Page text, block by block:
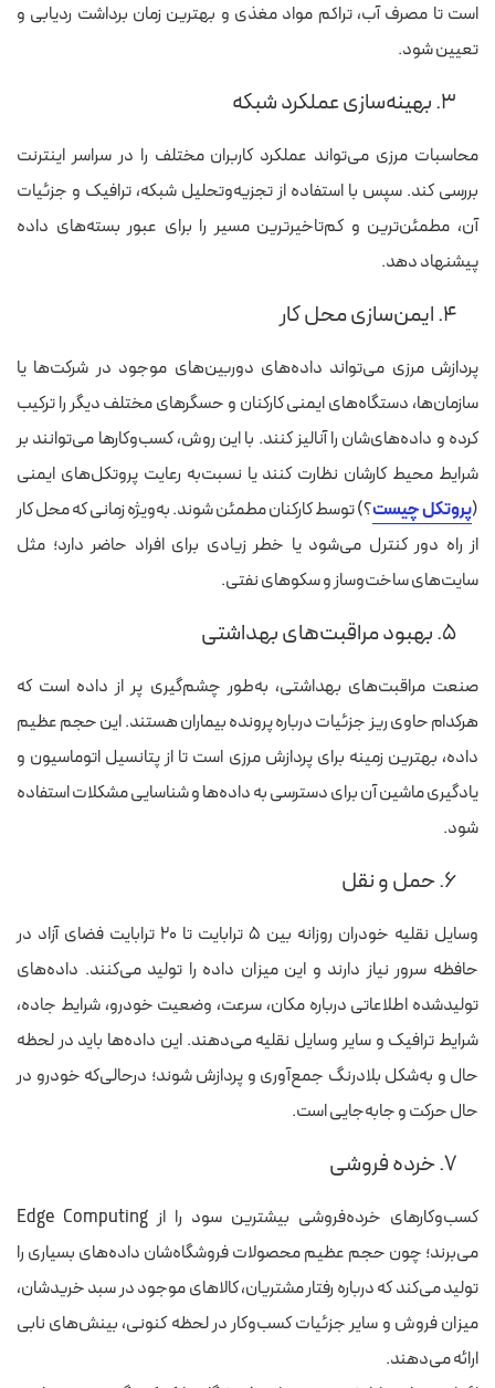
است تا مصرف آب، تراکم مواد مغذی و بهترین زمان برداشت ردیابی و
تعیین شود.
۳. بهینه‌سازی عملکرد شبکه
محاسبات مرزی می‌تواند عملکرد کاربران مختلف را در سراسر اینترنت
بررسی کند. سپس با استفاده از تجزیه‌وتحلیل شبکه، ترافیک و جزئیات
آن، مطمئن‌ترین و کم‌تاخیرترین مسیر را برای عبور بسته‌های داده
پیشنهاد دهد.
۴. ایمن‌سازی محل کار
پردازش مرزی می‌تواند داده‌های دوربین‌های موجود در شرکت‌ها یا
سازمان‌ها، دستگاه‌های ایمنی کارکنان و حسگرهای مختلف دیگر را ترکیب
کرده و داده‌های‌شان را آنالیز کنند. با این روش، کسب‌وکارها می‌توانند بر
شرایط محیط کارشان نظارت کنند یا نسبت‌به رعایت پروتکل‌های ایمنی
(پروتکل چیست؟)‌ توسط کارکنان مطمئن شوند. به‌ویژه زمانی که محل کار
از راه دور کنترل می‌شود یا خطر زیادی برای افراد حاضر دارد؛ مثل
سایت‌های ساخت‌وساز و سکوهای نفتی.
۵. بهبود مراقبت‌های بهداشتی
صنعت مراقبت‌های بهداشتی، به‌طور چشم‌گیری پر از داده‌ است که
هرکدام حاوی ریز جزئیات درباره پرونده بیماران هستند. این حجم عظیم
داده، بهترین زمینه برای پردازش مرزی است تا از پتانسیل اتوماسیون و
یادگیری ماشین آن برای دسترسی به داده‌ها و شناسایی مشکلات استفاده
شود.
۶. حمل و نقل
وسایل نقلیه خودران روزانه بین ۵ ترابایت تا ۲۰ ترابایت فضای آزاد در
حافظه سرور نیاز دارند و این میزان داده را تولید می‌کنند. داده‌های
تولیدشده اطلاعاتی درباره مکان، سرعت، وضعیت خودرو، شرایط جاده،
شرایط ترافیک و سایر وسایل نقلیه می‌دهند. این داده‌ها باید در لحظه
حال و به‌شکل بلادرنگ جمع‌آوری و پردازش شوند؛ درحالی‌که خودرو در
حال حرکت و جابه‌جایی است.
۷. خرده فروشی
کسب‌وکارهای خرده‌فروشی بیشترین سود را از Edge Computing
می‌برند؛ چون حجم عظیم محصولات فروشگاه‌شان داده‌های بسیاری را
تولید می‌کند که درباره رفتار مشتریان، کالاهای موجود در سبد خریدشان،
میزان فروش و سایر جزئیات کسب‌وکار در لحظه کنونی، بینش‌های نابی
ارائه می‌دهند.